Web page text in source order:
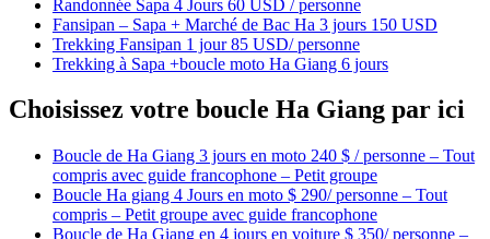
Randonnée Sapa 4 Jours 60 USD / personne
Fansipan – Sapa + Marché de Bac Ha 3 jours 150 USD
Trekking Fansipan 1 jour 85 USD/ personne
Trekking à Sapa +boucle moto Ha Giang 6 jours
Choisissez votre boucle Ha Giang par ici
Boucle de Ha Giang 3 jours en moto 240 $ / personne – Tout
compris avec guide francophone – Petit groupe
Boucle Ha giang 4 Jours en moto $ 290/ personne – Tout
compris – Petit groupe avec guide francophone
Boucle de Ha Giang en 4 jours en voiture $ 350/ personne –